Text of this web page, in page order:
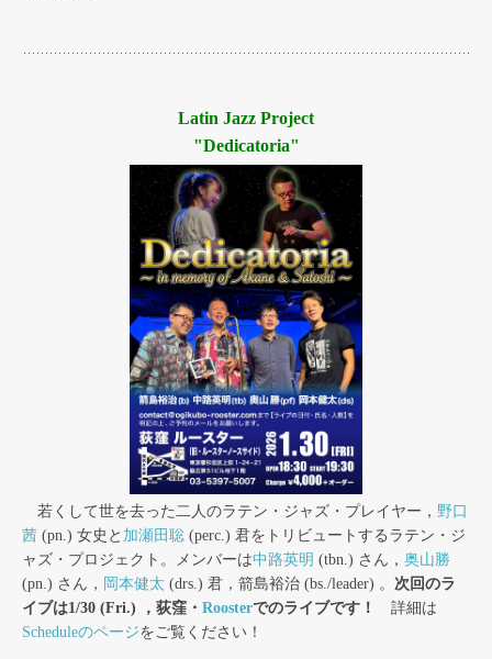
Latin Jazz Project
"Dedicatoria"
若くして世を去った二人のラテン・ジャズ・プレイヤー， 野口
茜 (pn.) 女史と 加瀬田聡 (perc.) 君をトリビュートするラテン・ジ
ャズ・プロジェクト。メンバーは中路英明 (tbn.) さん， 奥山勝
(pn.) さん， 岡本健太 (drs.) 君，箭島裕治 (bs./leader) 。 次回のラ
イブは1/30 (Fri.) ，荻窪・ Roosterでのライブです！
詳細は
Scheduleのページをご覧ください！